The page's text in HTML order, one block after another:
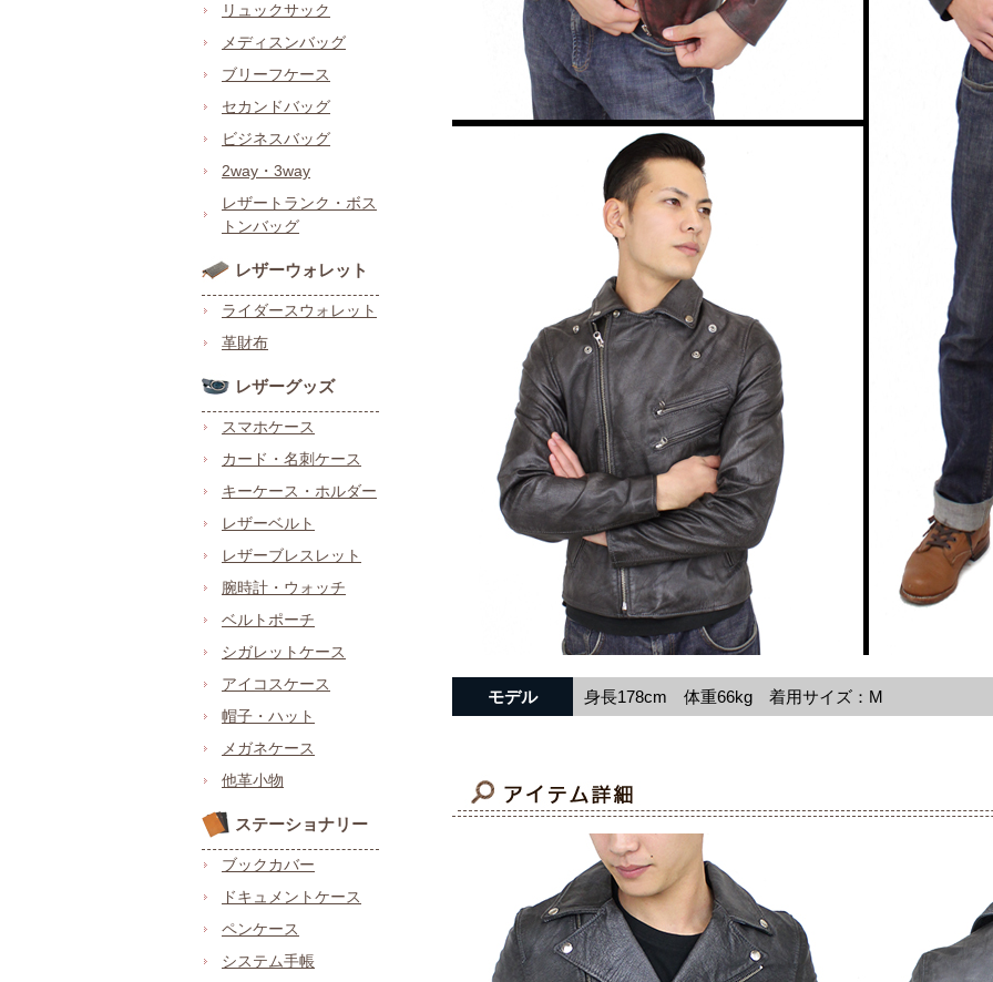
リュックサック
メディスンバッグ
ブリーフケース
セカンドバッグ
ビジネスバッグ
2way・3way
レザートランク・ボス
トンバッグ
レザーウォレット
ライダースウォレット
革財布
レザーグッズ
スマホケース
カード・名刺ケース
キーケース・ホルダー
レザーベルト
レザーブレスレット
腕時計・ウォッチ
ベルトポーチ
シガレットケース
アイコスケース
帽子・ハット
メガネケース
他革小物
ステーショナリー
ブックカバー
ドキュメントケース
ペンケース
システム手帳
モデル 身長178cm 体重66kg 着用サイズ：M